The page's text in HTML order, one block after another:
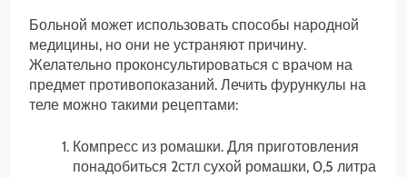
Больной может использовать способы народной
медицины, но они не устраняют причину.
Желательно проконсультироваться с врачом на
предмет противопоказаний. Лечить фурункулы на
теле можно такими рецептами:
Компресс из ромашки. Для приготовления
понадобиться 2стл сухой ромашки, 0,5 литра